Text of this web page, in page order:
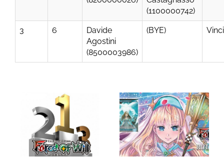
(1100000742)
3 6
Davide
Agostini
(8500003986)
(BYE)